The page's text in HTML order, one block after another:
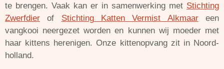
te brengen. Vaak kan er in samenwerking met Stichting
Zwerfdier of Stichting Katten Vermist Alkmaareen
vangkooi neergezet worden en kunnen wij moeder met
haar kittens herenigen. Onze kittenopvang zit in Noord-
holland.